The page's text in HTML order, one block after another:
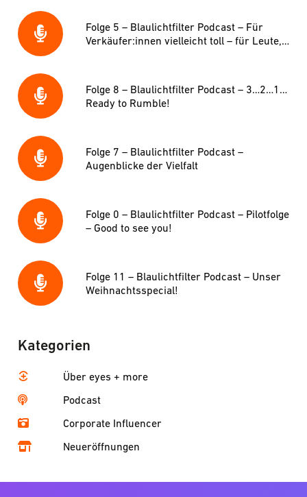
Folge 5 – Blaulichtfilter Podcast – Für
Verkäufer:innen vielleicht toll – für Leute,
Folge 8 – Blaulichtfilter Podcast – 3…2…1…
Ready to Rumble!
Folge 7 – Blaulichtfilter Podcast –
Augenblicke der Vielfalt
Folge 0 – Blaulichtfilter Podcast – Pilotfolge
– Good to see you!
Folge 11 – Blaulichtfilter Podcast – Unser
Weihnachtsspecial!
Kategorien
Über eyes + more
Podcast
Corporate Influencer
Neueröffnungen